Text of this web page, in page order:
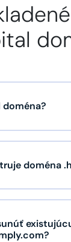
doména